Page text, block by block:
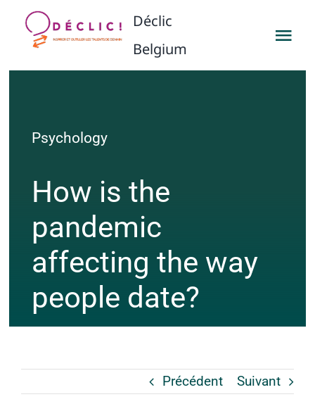
Passer
Déclic
Belgium
CONTACT
FAIRE UN DON
Psychology
How is the
pandemic
affecting the way
people date?
Précédent Suivant